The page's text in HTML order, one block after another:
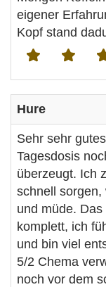
eigener
Kopf stand
Hure
Sehr sehr
Tagesdosis
überzeugt. Ich
schnell
und müde.
komplett, ich
und bin viel
5/2 Chema
noch vor dem